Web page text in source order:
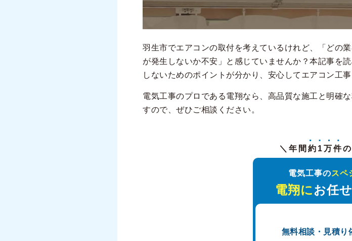
羽生市でエアコンの取付を考えているけれど、「どの
が発生しないか不安」と感じていませんか？本記事を
しないためのポイントが分かり、安心してエアコン工
電気工事のプロである電翔なら、高品質な施工と明確
すので、ぜひご相談ください。
＼年間 約1万件
電気工事のスペ
電翔にお任
無料相談・見積り